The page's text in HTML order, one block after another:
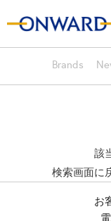
Brands
該
検索画面に
お